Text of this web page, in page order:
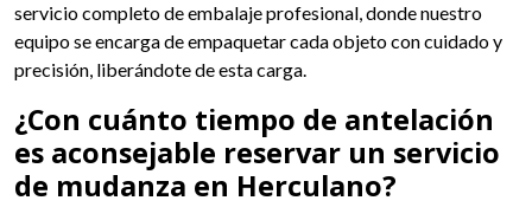
servicio completo de embalaje profesional, donde nuestro
equipo se encarga de empaquetar cada objeto con cuidado y
precisión, liberándote de esta carga.
¿Con cuánto tiempo de antelación
es aconsejable reservar un servicio
de mudanza en Herculano?